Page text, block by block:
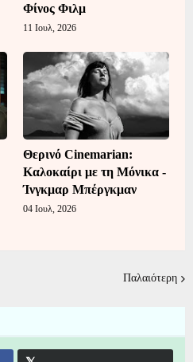
Φίνος Φιλμ
11 Ιουλ, 2026
Θερινό Cinemarian:
Καλοκαίρι με τη Μόνικα -
Ίνγκμαρ Μπέργκμαν
04 Ιουλ, 2026
Παλαιότερη